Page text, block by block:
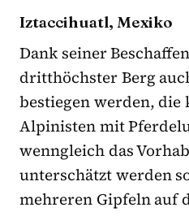
Iztaccihuatl, Mexiko
Dank seiner
dritthöchster Berg
bestiegen werden, die
Alpinisten mit
wenngleich das
unterschätzt werden
mehreren Gipfeln auf